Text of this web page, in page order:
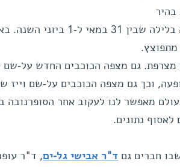
מאוד, במקום שבו לא נראה קודם לכן כוכב. זה מה שקרה בלילה שבין 31 במאי ל-
מצרפת. גם מצפה הכוכבים החדש על-שם
וכך גם מצפה הכוכבים על-שם וייז
מאפשר לנו לעקוב אחר הסופרנובה
לאסוף נתונים.
חברים גם ד"ר אבישי גל-ים, ד"ר